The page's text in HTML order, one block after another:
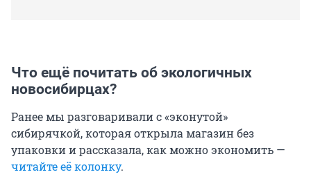
Что ещё почитать об экологичных
новосибирцах?
Ранее мы разговаривали с «эконутой»
сибирячкой, которая открыла магазин без
упаковки и рассказала, как можно экономить —
читайте её колонку.